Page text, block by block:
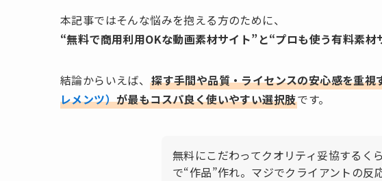
本記事ではそんな悩みを抱える方のために、
“無料で商用利用OKな動画素材サイト”と“プロも使う有料素
結論からいえば、探す手間や品質・ライセンスの安心感を重視
レメンツ）が最もコスパ良く使いやすい選択肢です。
無料にこだわってクオリティ妥協するく
で“作品”作れ。マジでクライアントの反